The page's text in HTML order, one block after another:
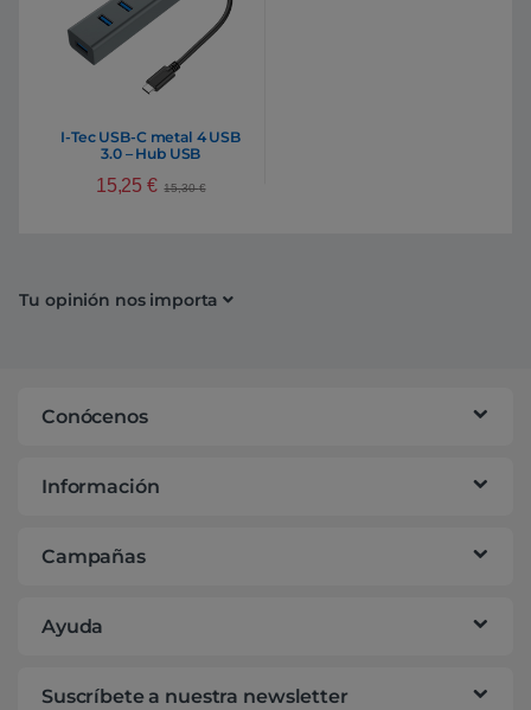
I-Tec USB-C metal 4 USB
3.0 – Hub USB
15,25€ 15,30€
Tu opinión nos importa
Conócenos
Información
Campañas
Ayuda
Suscríbete a nuestra newsletter